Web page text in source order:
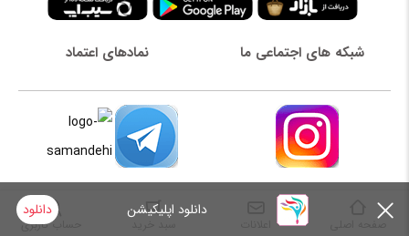
شبکه های اجتماعی ما نمادهای اعتماد
دانلود اپلیکیشن دانلود
صفحه اصلی حساب کاربری